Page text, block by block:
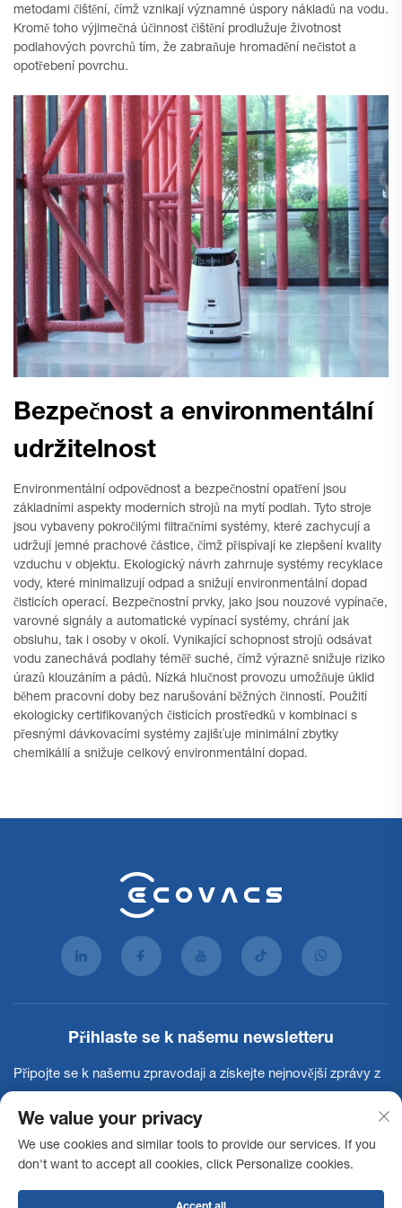
metodami čištění, čímž vznikají významné úspory nákladů na vodu.
Kromě toho výjimečná účinnost čištění prodlužuje životnost
podlahových povrchů tím, že zabraňuje hromadění nečistot a
opotřebení povrchu.
Bezpečnost a environmentální
udržitelnost
Environmentální odpovědnost a bezpečnostní opatření jsou
základními aspekty moderních strojů na mytí podlah. Tyto stroje
jsou vybaveny pokročilými filtračními systémy, které zachycují a
udržují jemné prachové částice, čímž přispívají ke zlepšení kvality
vzduchu v objektu. Ekologický návrh zahrnuje systémy recyklace
vody, které minimalizují odpad a snižují environmentální dopad
čisticích operací. Bezpečnostní prvky, jako jsou nouzové vypínače,
varovné signály a automatické vypínací systémy, chrání jak
obsluhu, tak i osoby v okolí. Vynikající schopnost strojů odsávat
vodu zanechává podlahy téměř suché, čímž výrazně snižuje riziko
úrazů klouzáním a pádů. Nízká hlučnost provozu umožňuje úklid
během pracovní doby bez narušování běžných činností. Použití
ekologicky certifikovaných čisticích prostředků v kombinaci s
přesnými dávkovacími systémy zajišťuje minimální zbytky
chemikálií a snižuje celkový environmentální dopad.
Přihlaste se k našemu newsletteru
Připojte se k našemu zpravodaji a získejte nejnovější zprávy z
Přihlásit se k odběru
We value your privacy
We use cookies and similar tools to provide our services. If you
don't want to accept all cookies, click Personalize cookies.